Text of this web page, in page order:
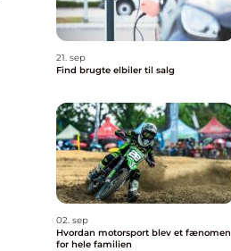
21. sep
Find brugte elbiler til salg
02. sep
Hvordan motorsport blev et fænomen
for hele familien